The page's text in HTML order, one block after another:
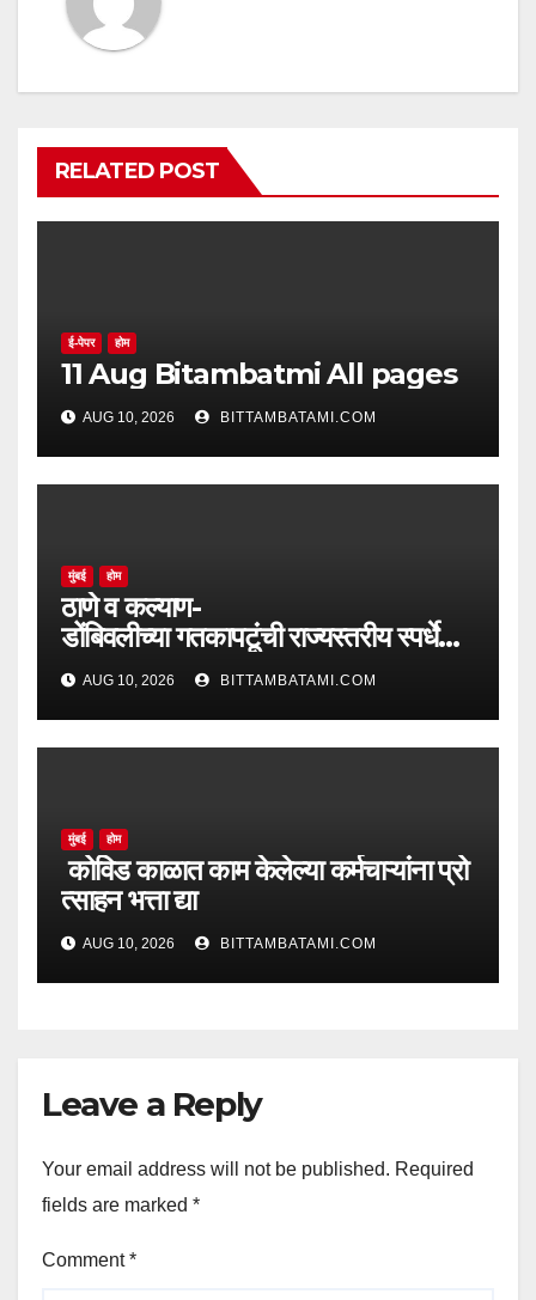
RELATED POST
ई-पेपर होम
11 Aug Bitambatmi All pages
AUG 10, 2026 BITTAMBATAMI.COM
मुंबई होम
ठाणे व कल्याण-
डोंबिवलीच्या गतकापटूंची राज्यस्तरीय स्पर्धेकडे
दमदार वाटचाल
AUG 10, 2026 BITTAMBATAMI.COM
मुंबई होम
कोविड काळात काम केलेल्या कर्मचाऱ्यांना प्रो
त्साहन भत्ता द्या
AUG 10, 2026 BITTAMBATAMI.COM
Leave a Reply
Your email address will not be published. Required
fields are marked *
Comment*